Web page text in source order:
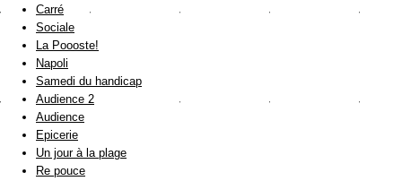
Carré
Sociale
La Poooste!
Napoli
Samedi du handicap
Audience 2
Audience
Epicerie
Un jour à la plage
Re pouce